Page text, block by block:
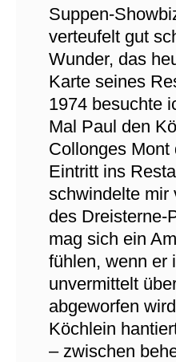
Suppen-
verteufelt gut
Wunder, das
Karte seines
1974 besuchte
Mal Paul den
Collonges Mont
Eintritt ins
schwindelte mir
des Dreisterne-
mag sich ein
fühlen, wenn er
unvermittelt
abgeworfen
Köchlein
– zwischen